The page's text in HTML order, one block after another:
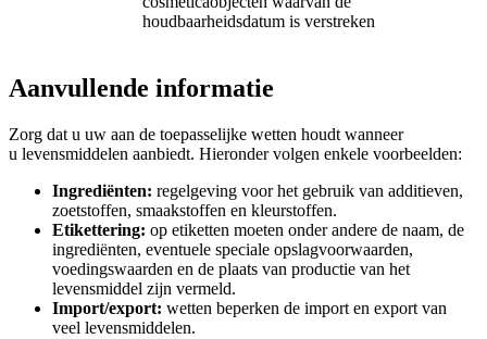
houdbaarheidsdatum is verstreken
Aanvullende informatie
Zorg dat u uw aan de toepasselijke wetten houdt wanneer
u levensmiddelen aanbiedt. Hieronder volgen enkele voorbeelden:
Ingrediënten: regelgeving voor het gebruik van additieven,
zoetstoffen, smaakstoffen en kleurstoffen.
Etikettering: op etiketten moeten onder andere de naam, de
ingrediënten, eventuele speciale opslagvoorwaarden,
voedingswaarden en de plaats van productie van het
levensmiddel zijn vermeld.
Import/export: wetten beperken de import en export van
veel levensmiddelen.